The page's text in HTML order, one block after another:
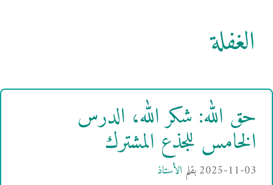
الغفلة
حق الله: شكر الله، الدرس
الخامس للجذع المشترك
2025-11-03بقلم الأستاذ